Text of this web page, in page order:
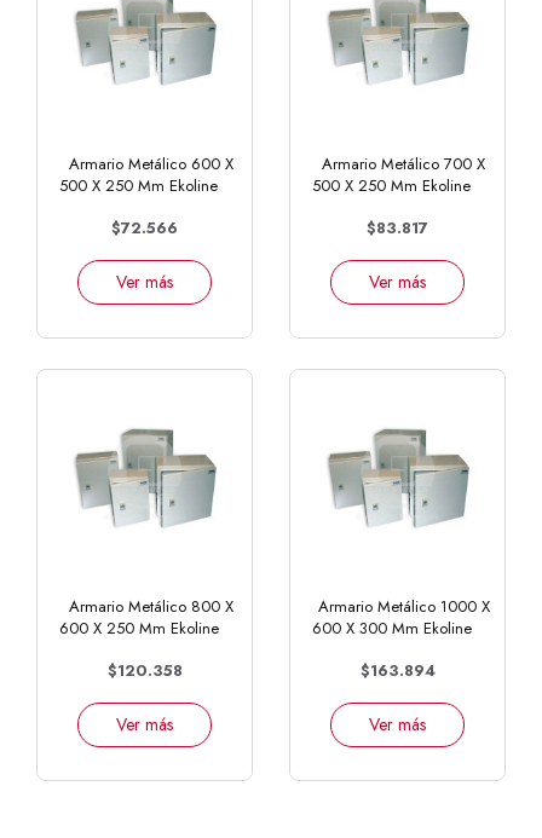
Armario Metálico 600 X
500 X 250 Mm Ekoline
$72.566
Ver más
Armario Metálico 700 X
500 X 250 Mm Ekoline
$83.817
Ver más
Armario Metálico 800 X
600 X 250 Mm Ekoline
$120.358
Ver más
Armario Metálico 1000 X
600 X 300 Mm Ekoline
$163.894
Ver más